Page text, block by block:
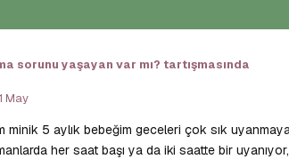
sorunu yaşayan var mı? tartışmasında
May
minik 5 aylık bebeğim geceleri çok sık
her saat başı ya da iki saatte bir